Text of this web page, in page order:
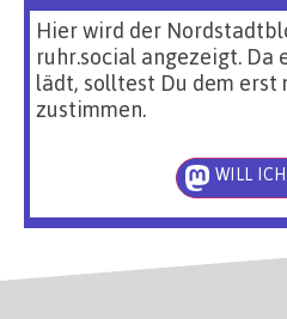
Hier wird der
ruhr.social angezeigt. Da
lädt, solltest Du dem erst
zustimmen.
WILL